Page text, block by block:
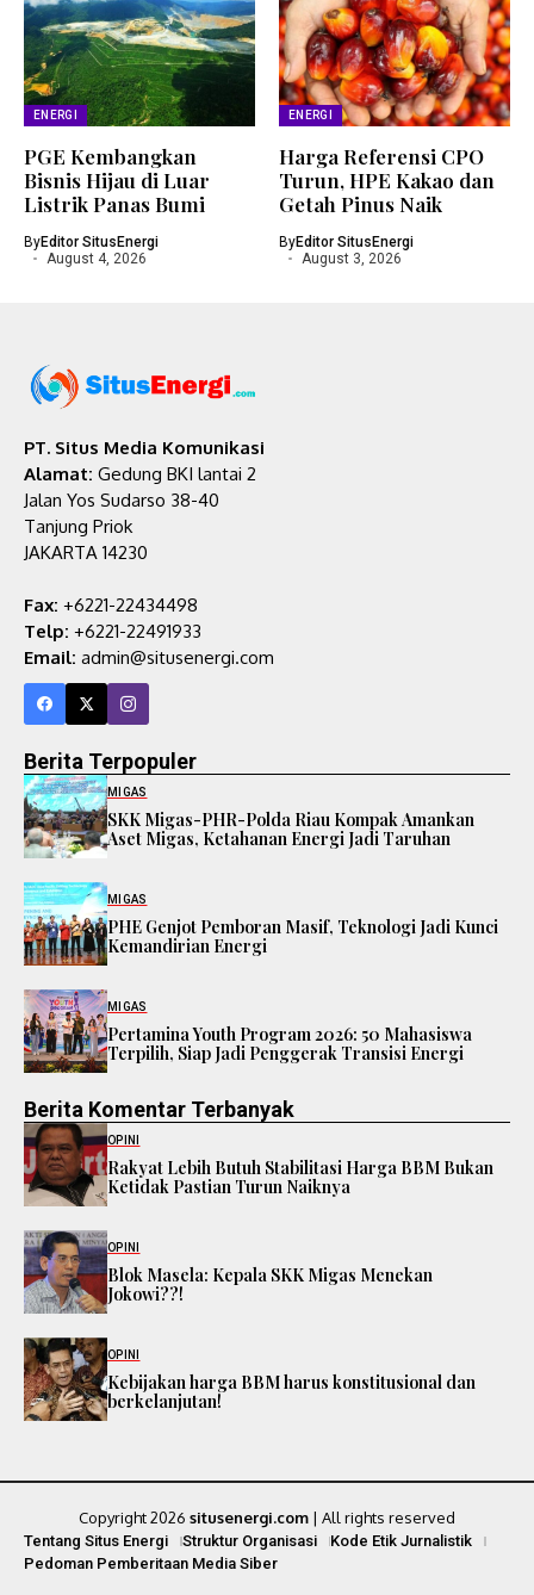
ENERGI
PGE Kembangkan
Bisnis Hijau di Luar
Listrik Panas Bumi
ByEditor SitusEnergi
August 4, 2026
ENERGI
Harga Referensi CPO
Turun, HPE Kakao dan
Getah Pinus Naik
ByEditor SitusEnergi
August 3, 2026
PT. Situs Media Komunikasi
Alamat: Gedung BKI lantai 2
Jalan Yos Sudarso 38-40
Tanjung Priok
JAKARTA 14230
Fax: +6221-22434498
Telp: +6221-22491933
Email: admin@situsenergi.com
Berita Terpopuler
MIGAS
SKK Migas-PHR-Polda Riau Kompak Amankan
Aset Migas, Ketahanan Energi Jadi Taruhan
MIGAS
PHE Genjot Pemboran Masif, Teknologi Jadi Kunci
Kemandirian Energi
MIGAS
Pertamina Youth Program 2026: 50 Mahasiswa
Terpilih, Siap Jadi Penggerak Transisi Energi
Berita Komentar Terbanyak
OPINI
Rakyat Lebih Butuh Stabilitasi Harga BBM Bukan
Ketidak Pastian Turun Naiknya
OPINI
Blok Masela: Kepala SKK Migas Menekan
Jokowi??!
OPINI
Kebijakan harga BBM harus konstitusional dan
berkelanjutan!
Copyright 2026 situsenergi.com | All rights reserved
Tentang Situs Energi Struktur Organisasi
Kode Etik Jurnalistik
Pedoman Pemberitaan Media Siber